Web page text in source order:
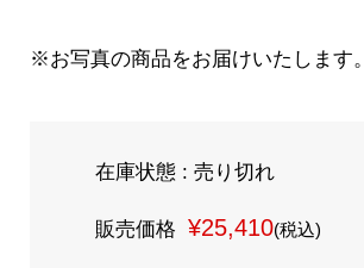
※お写真の商品をお届けいたします。
在庫状態 : 売り切れ
販売価格 ¥25,410(税込)